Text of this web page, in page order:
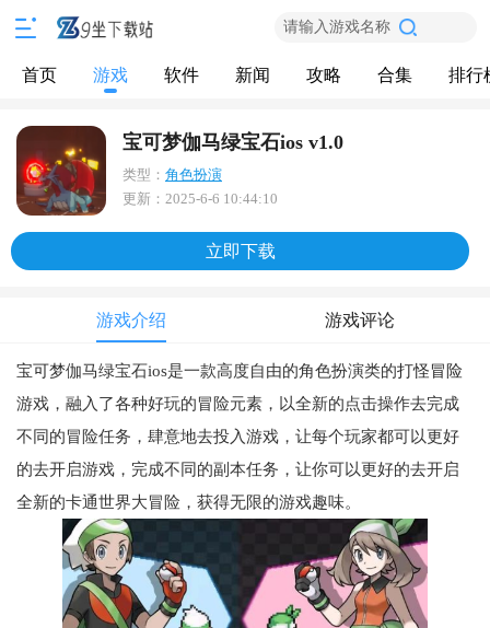
请输入游戏名称
首页 游戏 软件 新闻 攻略 合集 排行
宝可梦伽马绿宝石ios v1.0
类型： 角色扮演
更新： 2025-6-6 10:44:10
立即下载
游戏介绍 游戏评论
宝可梦伽马绿宝石ios是一款高度自由的角色扮演类的打怪冒险
游戏，融入了各种好玩的冒险元素，以全新的点击操作去完成
不同的冒险任务，肆意地去投入游戏，让每个玩家都可以更好
的去开启游戏，完成不同的副本任务，让你可以更好的去开启
全新的卡通世界大冒险，获得无限的游戏趣味。